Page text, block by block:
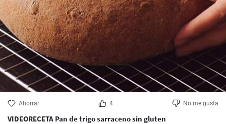
Ahorrar 4 No me gusta
VIDEORECETA Pan de trigo sarraceno sin gluten